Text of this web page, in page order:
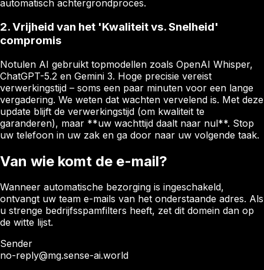
automatisch achtergrondproces.
2. Vrijheid van het 'Kwaliteit vs. Snelheid'
compromis
Notulen AI gebruikt topmodellen zoals OpenAI Whisper,
ChatGPT-5.2 en Gemini 3. Hoge precisie vereist
verwerkingstijd – soms een paar minuten voor een lange
vergadering. We weten dat wachten vervelend is. Met deze
update blijft de verwerkingstijd (om kwaliteit te
garanderen), maar **uw wachttijd daalt naar nul**. Stop
uw telefoon in uw zak en ga door naar uw volgende taak.
Van wie komt de e-mail?
Wanneer automatische bezorging is ingeschakeld,
ontvangt uw team e-mails van het onderstaande adres. Als
u strenge bedrijfsspamfilters heeft, zet dit domein dan op
de witte lijst.
Sender
no-reply@mg.sense-ai.world